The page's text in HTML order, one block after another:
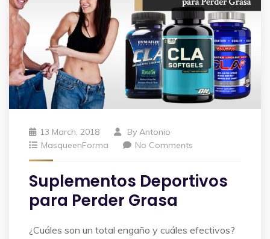
13 March, 2018 By Antonio
MasqueenForma
No Comments
Suplementos Deportivos
para Perder Grasa
¿Cuáles son un total engaño y cuáles efectivos?